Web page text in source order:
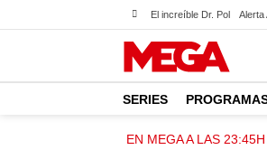
El increíble Dr. Pol Alerta
SERIES
EN MEGA A LAS 23:45H